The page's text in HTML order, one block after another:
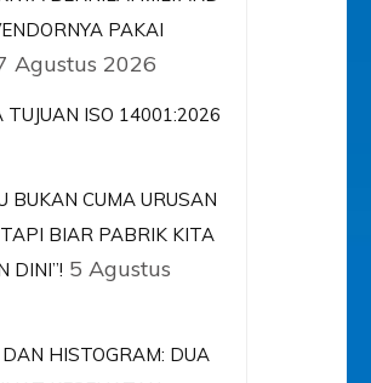
PAKAI
Agustus 2026
ISO 14001:2026
BUKAN CUMA URUSAN
BIAR PABRIK KITA
DINI”! 5 Agustus
HISTOGRAM: DUA